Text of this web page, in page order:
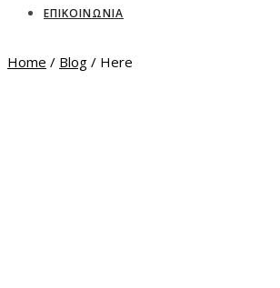
ΕΠΙΚΟΙΝΩΝΙΑ
Home / Blog / Here